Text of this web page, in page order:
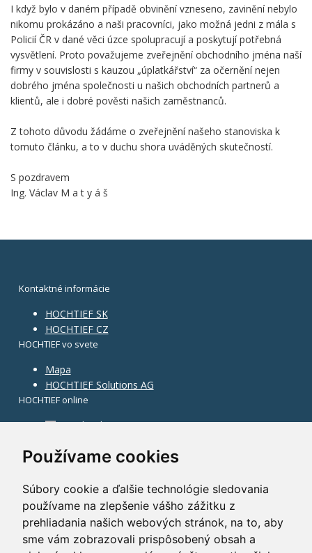
Používame cookies
Súbory cookie a ďalšie technológie sledovania
používame na zlepšenie vášho zážitku z
prehliadania našich webových stránok, na to, aby
sme vám zobrazovali prispôsobený obsah a
I když bylo v daném případě obvinění vzneseno, zavinění nebylo
nikomu prokázáno a naši pracovníci, jako možná jedni z mála s
Policií ČR v dané věci úzce spolupracují a poskytují potřebná
vysvětlení. Proto považujeme zveřejnění obchodního jména naší
firmy v souvislosti s kauzou „úplatkářství“ za očernění nejen
dobrého jména společnosti u našich obchodních partnerů a
klientů, ale i dobré pověsti našich zaměstnanců.
Z tohoto důvodu žádáme o zveřejnění našeho stanoviska k
tomuto článku, a to v duchu shora uváděných skutečností.
S pozdravem
Ing. Václav M a t y á š
Kontaktné informácie
HOCHTIEF SK
HOCHTIEF CZ
HOCHTIEF vo svete
Mapa
HOCHTIEF Solutions AG
HOCHTIEF online
Facebook